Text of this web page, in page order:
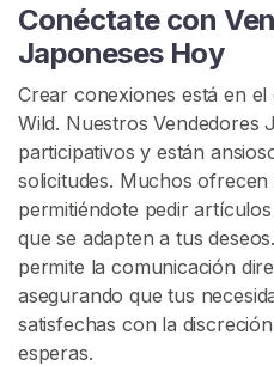
Conéctate con
Japoneses Hoy
Crear conexiones está en
Wild. Nuestros Vendedores
participativos y están
solicitudes. Muchos
permitiéndote pedir
que se adapten a tus
permite la comunicación
asegurando que tus
satisfechas con la
esperas.
V
u
e
l
v
e
S
a
l
v
a
j